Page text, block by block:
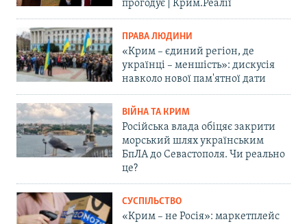
прогодує | Крим.Реалії
ПРАВА ЛЮДИНИ
«Крим – єдиний регіон, де
українці – меншість»: дискусія
навколо нової пам'ятної дати
ВІЙНА ТА КРИМ
Російська влада обіцяє закрити
морський шлях українським
БпЛА до Севастополя. Чи реально
це?
СУСПІЛЬСТВО
«Крим – не Росія»: маркетплейс